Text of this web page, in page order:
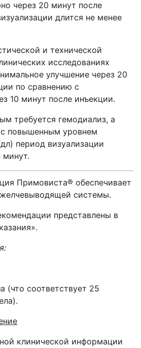
через 20 минут после
длится не менее
и технической
исследованиях
улучшение через 20
по сравнению с
10 минут после инъекции.
требуется гемодиализ, а
повышенным уровнем
период визуализации
Примовиста® обеспечивает
системы.
представлены в
(что соответствует 25
клинической информации